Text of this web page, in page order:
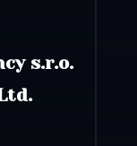
s.r.o.